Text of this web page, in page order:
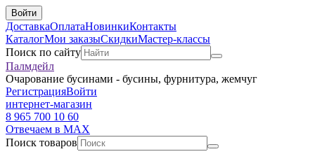
Войти
ДоставкаОплатаНовинкиКонтакты
КаталогМои заказыСкидкиМастер-классы
Поиск по сайту
Палмдейл
Очарование бусинами - бусины, фурнитура, жемчуг
РегистрацияВойти
интернет-магазин
8 965 700 10 60
Отвечаем в MAX
Поиск товаров